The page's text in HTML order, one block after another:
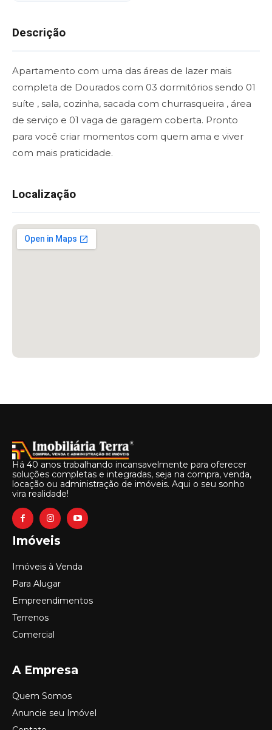
Descrição
Apartamento com uma das áreas de lazer mais
completa de Dourados com 03 dormitórios sendo 01
suíte , sala, cozinha, sacada com churrasqueira , área
de serviço e 01 vaga de garagem coberta. Pronto
para você criar momentos com quem ama e viver
com mais praticidade.
Localização
Há 40 anos trabalhando incansavelmente para oferecer
soluções completas e integradas, seja na compra, venda,
locação ou administração de imóveis. Aqui o seu sonho
vira realidade!
Imóveis
Imóveis à Venda
Para Alugar
Empreendimentos
Terrenos
Comercial
A Empresa
Quem Somos
Anuncie seu Imóvel